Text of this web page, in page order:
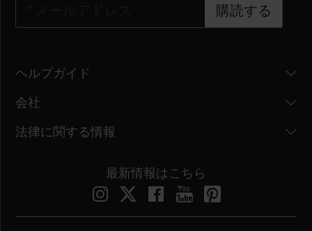
購読する
ヘルプガイド
会社
法律に関する情報
最新情報はこちら